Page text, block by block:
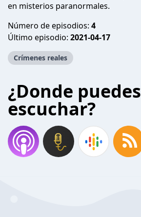
en misterios paranormales.
Número de episodios: 4
Último episodio: 2021-04-17
Crímenes reales
¿Donde puedes
escuchar?